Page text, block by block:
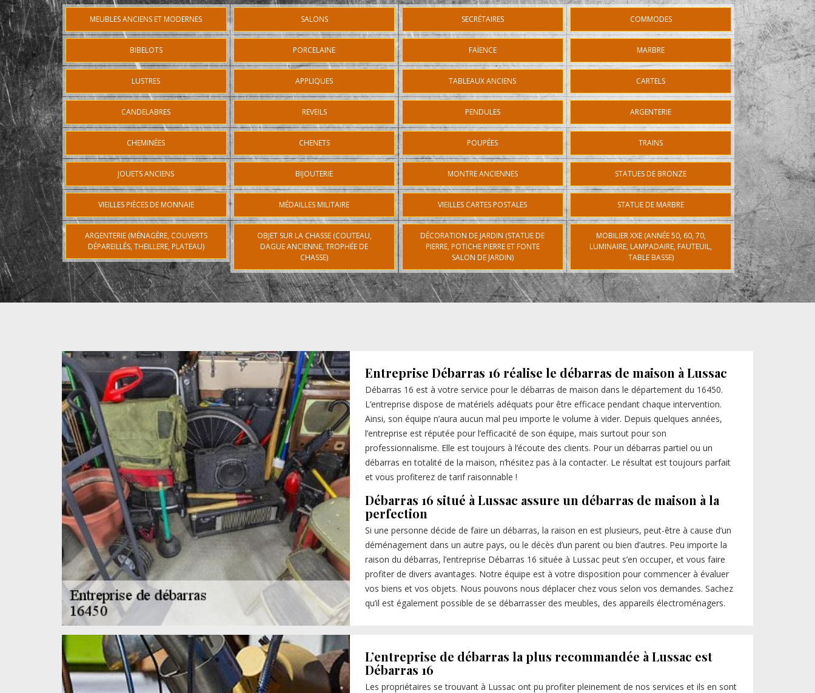
MEUBLES ANCIENS ET MODERNES SALONS SECRÉTAIRES COMMODES
BIBELOTS PORCELAINE FAÏENCE MARBRE
LUSTRES APPLIQUES TABLEAUX ANCIENS CARTELS
CANDELABRES REVEILS PENDULES ARGENTERIE
CHEMINÉES CHENETS POUPÉES TRAINS
JOUETS ANCIENS BIJOUTERIE MONTRE ANCIENNES STATUES DE BRONZE
VIEILLES PIÈCES DE MONNAIE MÉDAILLES MILITAIRE VIEILLES CARTES POSTALES STATUE DE MARBRE
ARGENTERIE (MÉNAGÈRE, COUVERTS
DÉPAREILLÉS, THEILLERE, PLATEAU)
OBJET SUR LA CHASSE (COUTEAU,
DAGUE ANCIENNE, TROPHÉE DE
CHASSE)
DÉCORATION DE JARDIN (STATUE DE
PIERRE, POTICHE PIERRE ET FONTE
SALON DE JARDIN)
MOBILIER XXE (ANNÉE 50, 60, 70,
LUMINAIRE, LAMPADAIRE, FAUTEUIL,
TABLE BASSE)
Entreprise Débarras 16 réalise le débarras de maison à Lussac
Débarras 16 est à votre service pour le débarras de maison dans le département du 16450.
L’entreprise dispose de matériels adéquats pour être efficace pendant chaque intervention.
Ainsi, son équipe n’aura aucun mal peu importe le volume à vider. Depuis quelques années,
l’entreprise est réputée pour l’efficacité de son équipe, mais surtout pour son
professionnalisme. Elle est toujours à l’écoute des clients. Pour un débarras partiel ou un
débarras en totalité de la maison, n’hésitez pas à la contacter. Le résultat est toujours parfait
et vous profiterez de tarif raisonnable !
Débarras 16 situé à Lussac assure un débarras de maison à la
perfection
Si une personne décide de faire un débarras, la raison en est plusieurs, peut-être à cause d’un
déménagement dans un autre pays, ou le décès d’un parent ou bien d’autres. Peu importe la
raison du débarras, l’entreprise Débarras 16 située à Lussac peut s’en occuper, et vous faire
profiter de divers avantages. Notre équipe est à votre disposition pour commencer à évaluer
vos biens et vos objets. Nous pouvons nous déplacer chez vous selon vos demandes. Sachez
qu’il est également possible de se débarrasser des meubles, des appareils électroménagers.
L’entreprise de débarras la plus recommandée à Lussac est
Débarras 16
Les propriétaires se trouvant à Lussac ont pu profiter pleinement de nos services et ils en sont